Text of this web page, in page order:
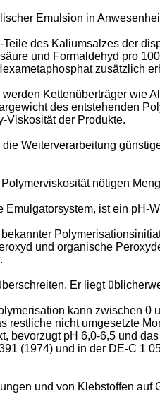
Emulsion in
des Kaliumsalzes der
und Formaldehyd pro
zusätzlich
Kettenüberträger wie
des entstehenden
Viskosität der Produkte.
Weiterverarbeitung
nötigen
ist ein pH-
und organische
Er liegt
kann zwischen
restliche nicht umgesetzte
bevorzugt pH 6,0-6,5 und
(1974) und in der DE-C 1
und von Klebstoffen